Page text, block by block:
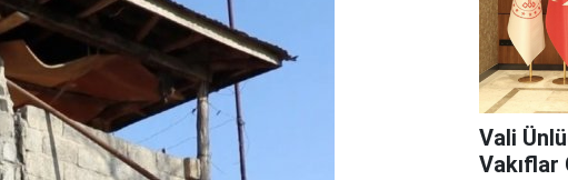
Vali
Vakıflar